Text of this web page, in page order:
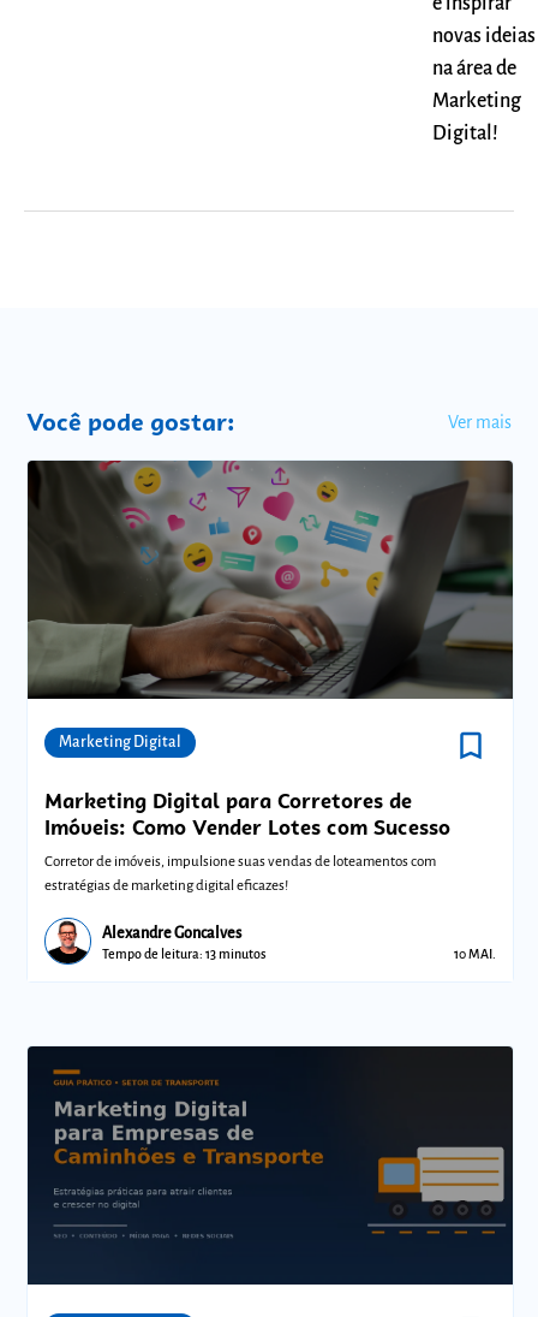
novas ideias
na área de
Marketing
Digital!
Você pode gostar: Ver mais
Marketing Digital bookmark_border
Marketing Digital para Corretores de
Imóveis: Como Vender Lotes com Sucesso
Corretor de imóveis, impulsione suas vendas de loteamentos com
estratégias de marketing digital eficazes!
Alexandre Goncalves
Tempo de leitura: 13 minutos 10 MAI.